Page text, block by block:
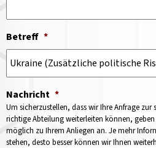
Betreff *
Nachricht *
Um sicherzustellen, dass wir Ihre Anfrage
richtige Abteilung weiterleiten können,
möglich zu Ihrem Anliegen an. Je mehr
stehen, desto besser können wir Ihnen